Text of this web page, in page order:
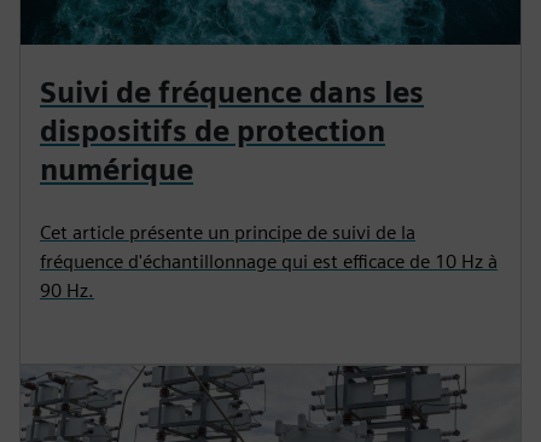
Suivi de fréquence dans les
dispositifs de protection
numérique
Cet article présente un principe de suivi de la
fréquence d'échantillonnage qui est efficace de 10 Hz à
90 Hz.